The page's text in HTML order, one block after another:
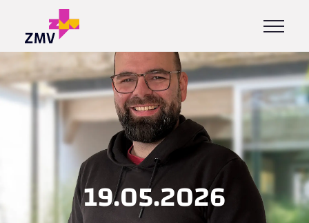
19.05.2026